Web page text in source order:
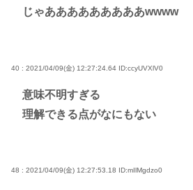
じゃあああああああああwwww
40 : 2021/04/09(金) 12:27:24.64 ID:ccyUVXlV0
意味不明すぎる
理解できる点がなにもない
48 : 2021/04/09(金) 12:27:53.18 ID:mIlMgdzo0